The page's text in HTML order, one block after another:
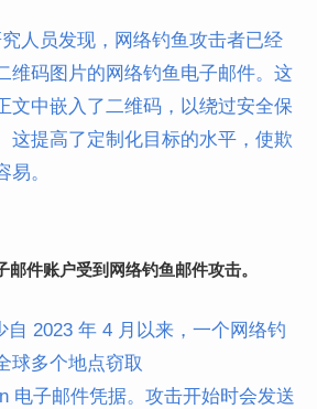
人员发现，网络钓鱼攻击者已经
维码图片的网络钓鱼电子邮件。这
文中嵌入了二维码，以绕过安全保
这提高了定制化目标的水平，使欺
。
件账户受到网络钓鱼邮件攻击。
自 2023 年 4 月以来，一个网络钓
球多个地点窃取
电子邮件凭据。攻击开始时会发送